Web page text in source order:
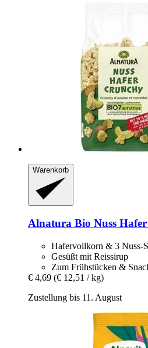
Warenkorb
Alnatura Bio Nuss
Hafervollkorn & 3 Nuss-
Gesüßt mit Reissirup
Zum Frühstücken &
€ 4,69 (€ 12,51 / kg)
Zustellung bis 11. August